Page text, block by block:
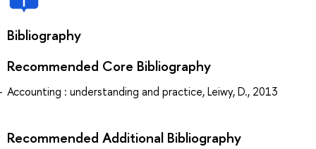
Bibliography
Recommended Core Bibliography
Accounting : understanding and practice, Leiwy, D., 2013
Recommended Additional Bibliography